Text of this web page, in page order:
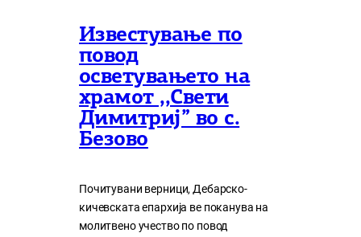
Известување по
повод
осветувањето на
храмот ,,Свети
Димитриј” во с.
Безово
Почитувани верници, Дебарско-
кичевската епархија ве поканува на
молитвено учество по повод